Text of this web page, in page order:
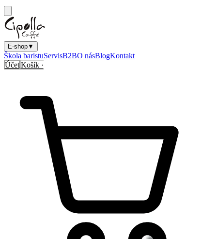
E-shop▼
Škola baristuServisB2BO násBlogKontakt
Účet Košík ·